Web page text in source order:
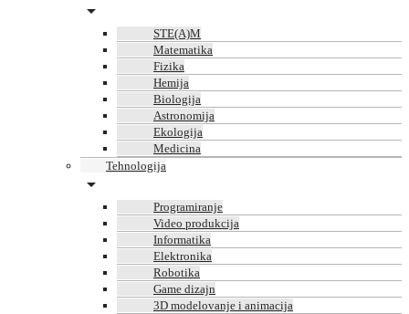
STE(A)M
Matematika
Fizika
Hemija
Biologija
Astronomija
Ekologija
Medicina
Tehnologija
Programiranje
Video produkcija
Informatika
Elektronika
Robotika
Game dizajn
3D modelovanje i animacija